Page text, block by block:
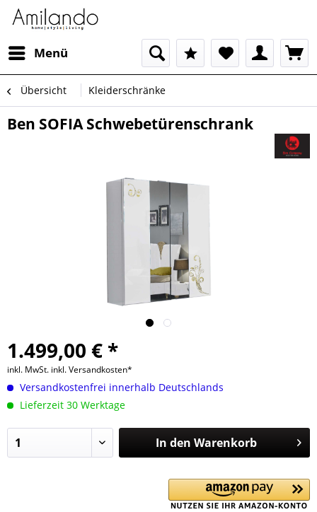
Menü
Übersicht Kleiderschränke
Ben SOFIA Schwebetürenschrank
1.499,00 € *
inkl. MwSt. inkl. Versandkosten*
Versandkostenfrei innerhalb Deutschlands
Lieferzeit 30 Werktage
In den Warenkorb